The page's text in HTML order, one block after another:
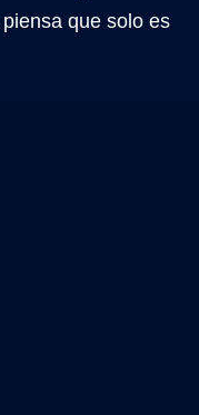
que solo es